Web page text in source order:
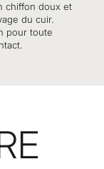
chiffon doux et
du cuir.
pour toute